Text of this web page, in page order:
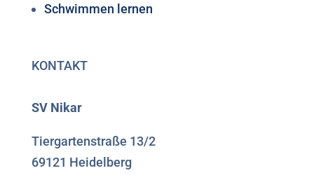
Schwimmen lernen
KONTAKT
SV Nikar
Tiergartenstraße 13/2
69121 Heidelberg